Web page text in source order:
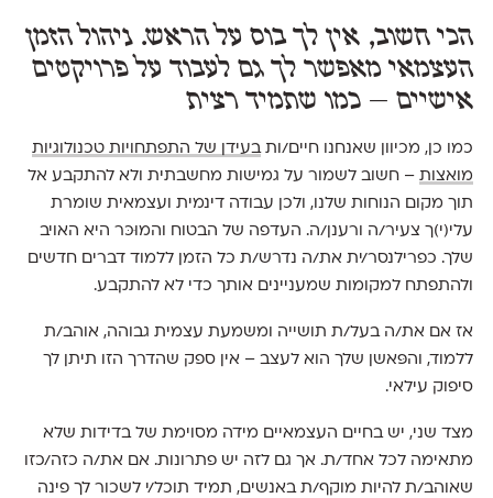
הכי חשוב, אין לך בוס על הראש. ניהול הזמן
העצמאי מאפשר לך גם לעבוד על פרויקטים
אישיים – כמו שתמיד רצית
כמו כן, מכיוון שאנחנו חיים/ותבעידן של התפתחויות טכנולוגיות
מואצות– חשוב לשמור על גמישות מחשבתית ולא להתקבע אל
תוך מקום הנוחות שלנו, ולכן עבודה דינמית ועצמאית שומרת
עלי(י)ך צעיר/ה ורענן/ה. העדפה של הבטוח והמוּכּר היא האויב
שלך. כפרילנסר/ית את/ה נדרש/ת כל הזמן ללמוד דברים חדשים
ולהתפתח למקומות שמעניינים אותך כדי לא להתקבע.
אז אם את/ה בעל/ת תושייה ומשמעת עצמית גבוהה, אוהב/ת
ללמוד, והפּאשן שלך הוא לעצב – אין ספק שהדרך הזו תיתן לך
סיפוק עילאי.
מצד שני, יש בחיים העצמאיים מידה מסוימת של בדידות שלא
מתאימה לכל אחד/ת. אך גם לזה יש פתרונות. אם את/ה כזה/כזו
שאוהב/ת להיות מוקף/ת באנשים, תמיד תוכל/י לשכור לך פינה